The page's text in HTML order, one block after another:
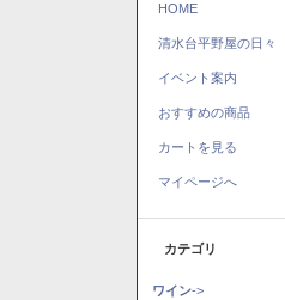
HOME
清水台平野屋の日々
イベント案内
おすすめの商品
カートを見る
マイページへ
カテゴリ
ワイン->